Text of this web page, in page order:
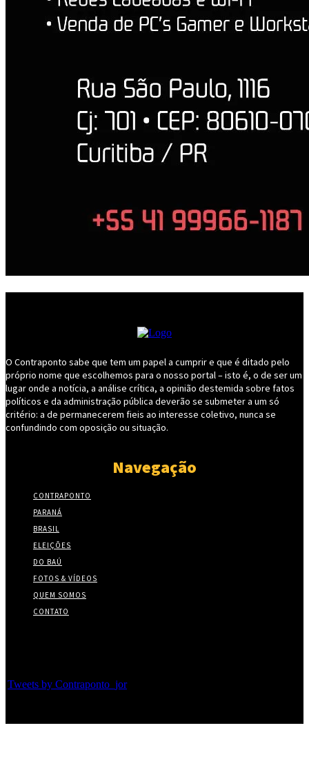
O Contraponto sabe que tem um papel a cumprir e que é ditado pelo
próprio nome que escolhemos para o nosso portal – isto é, o de ser um
lugar onde a notícia, a análise crítica, a opinião destemida sobre fatos
políticos e da administração pública deverão se submeter a um só
critério: a de permanecerem fieis ao interesse coletivo, nunca se
confundindo com oposição ou situação.
Navegação
CONTRAPONTO
PARANÁ
BRASIL
ELEIÇÕES
DO BAÚ
FOTOS & VÍDEOS
QUEM SOMOS
CONTATO
Tweets by Contraponto_jor